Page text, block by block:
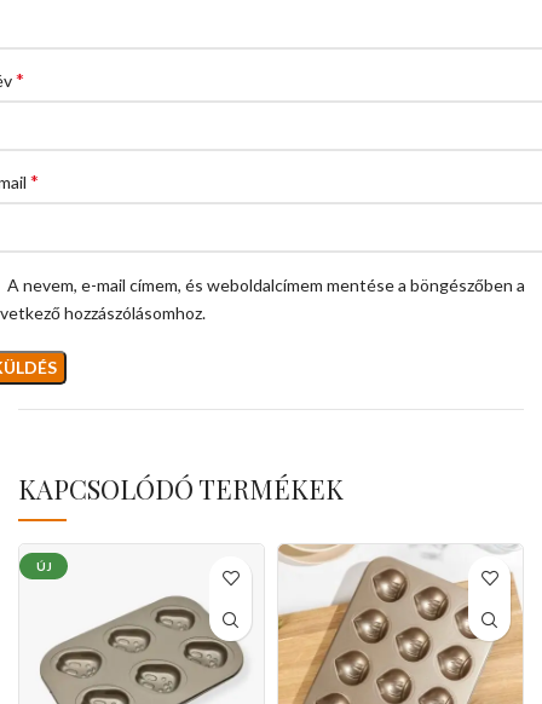
*
*
A nevem, e-mail címem, és weboldalcímem mentése a böngészőben a
hozzászólásomhoz.
KAPCSOLÓDÓ TERMÉKEK
ÚJ